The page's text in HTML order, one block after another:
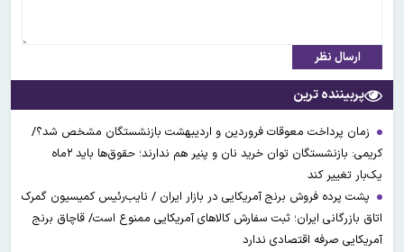
ارسال نظر
پربیننده ترین
زمان پرداخت معوقات فروردین و اردیبهشت بازنشستگان مشخص شد؟/
کریمی: بازنشستگان توان خرید نان و پنیر هم ندارند؛ حقوق‌ها باید ۲ماه
یک‌بار تغییر کند
پشت پرده فروش برنج آمریکایی در بازار ایران / نایب‌رئیس کمیسیون گمرک
اتاق بازرگانی ایران؛ ثبت سفارش کالاهای آمریکایی ممنوع است/ قاچاق برنج
آمریکایی صرفه اقتصادی ندارد